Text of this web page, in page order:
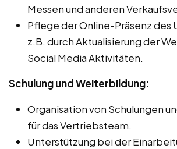
Messen und anderen
Pflege der Online-Präsenz des
z.B. durch Aktualisierung der
Social Media Aktivitäten.
Schulung und Weiterbildung:
Organisation von Schulungen
für das Vertriebsteam.
Unterstützung bei der